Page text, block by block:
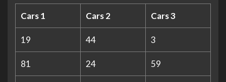
Cars 1 Cars 2 Cars 3
19 44 3
81 24 59